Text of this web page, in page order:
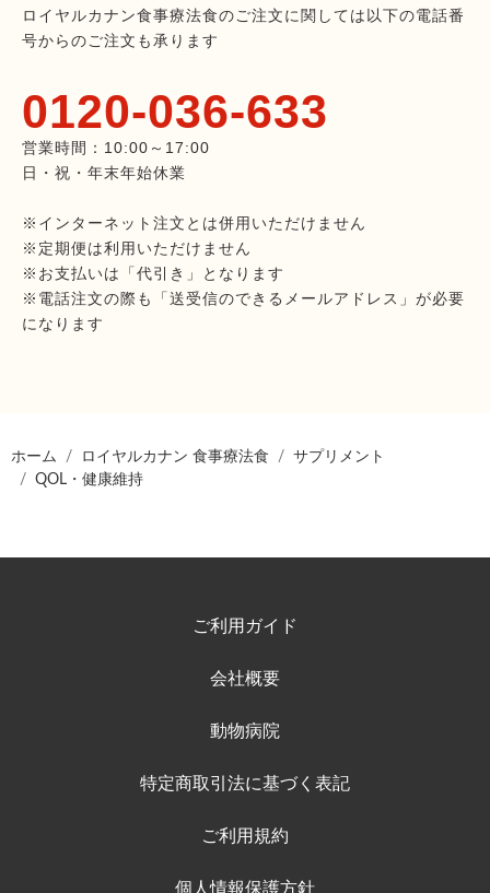
ロイヤルカナン食事療法食のご注文に関しては以下の電話番
号からのご注文も承ります
0120-036-633
営業時間：10:00～17:00
日・祝・年末年始休業
※インターネット注文とは併用いただけません
※定期便は利用いただけません
※お支払いは「代引き」となります
※電話注文の際も「送受信のできるメールアドレス」が必要
になります
ホーム ロイヤルカナン 食事療法食
サプリメント
QOL・健康維持
ご利用ガイド
会社概要
動物病院
特定商取引法に基づく表記
ご利用規約
個人情報保護方針